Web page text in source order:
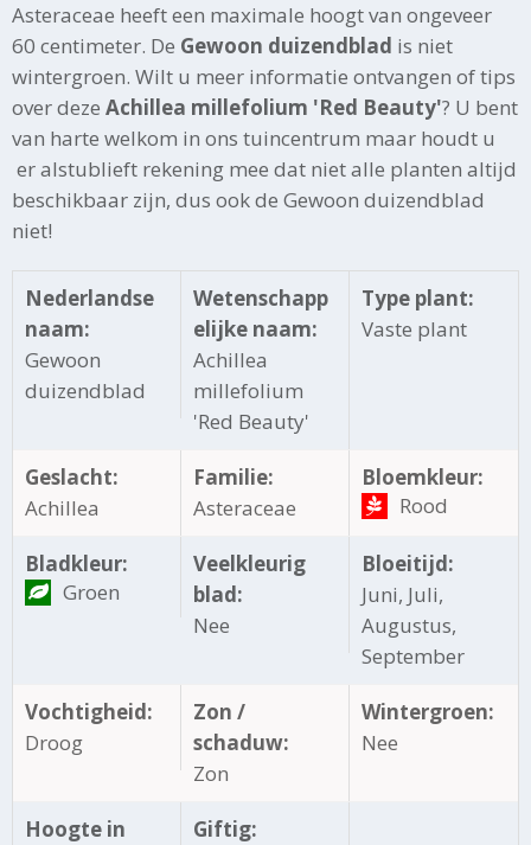
Asteraceae heeft een maximale hoogt van ongeveer
60 centimeter. De Gewoon duizendblad is niet
wintergroen. Wilt u meer informatie ontvangen of tips
over deze Achillea millefolium 'Red Beauty'? U bent
van harte welkom in ons tuincentrum maar houdt u
er alstublieft rekening mee dat niet alle planten altijd
beschikbaar zijn, dus ook de Gewoon duizendblad
niet!
Nederlandse
naam:
Gewoon
duizendblad
Wetenschapp
elijke naam:
Achillea
millefolium
'Red Beauty'
Type plant:
Vaste plant
Geslacht:
Achillea
Familie:
Asteraceae
Bloemkleur:
Rood
Bladkleur:
Groen
Veelkleurig
blad:
Nee
Bloeitijd:
Juni, Juli,
Augustus,
September
Vochtigheid:
Droog
Zon /
schaduw:
Zon
Wintergroen:
Nee
Hoogte in
Giftig: